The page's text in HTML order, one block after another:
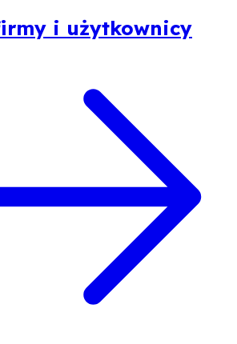
i użytkownicy